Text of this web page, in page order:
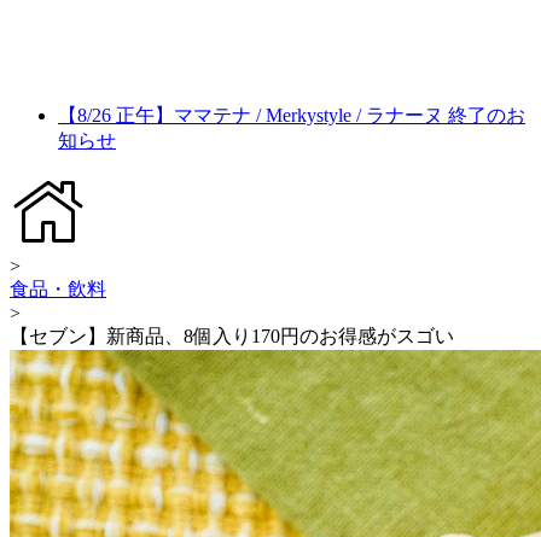
【8/26 正午】ママテナ / Merkystyle / ラナーヌ 終了のお
知らせ
>
食品・飲料
>
【セブン】新商品、8個入り170円のお得感がスゴい